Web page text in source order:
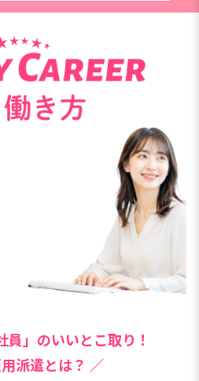
員」のいいとこ取り！
派遣とは？ ／